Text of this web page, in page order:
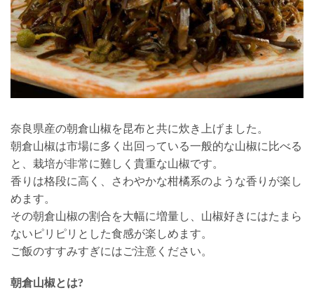
奈良県産の朝倉山椒を昆布と共に炊き上げました。
朝倉山椒は市場に多く出回っている一般的な山椒に比べる
と、栽培が非常に難しく貴重な山椒です。
香りは格段に高く、さわやかな柑橘系のような香りが楽し
めます。
その朝倉山椒の割合を大幅に増量し、山椒好きにはたまら
ないピリピリとした食感が楽しめます。
ご飯のすすみすぎにはご注意ください。
朝倉山椒とは?